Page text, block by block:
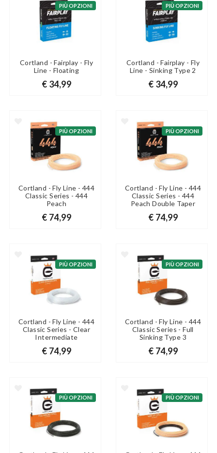
PIÙ OPZIONI
Cortland - Fairplay - Fly
Line - Floating
€ 34,99
PIÙ OPZIONI
Cortland - Fairplay - Fly
Line - Sinking Type 2
€ 34,99
PIÙ OPZIONI
Cortland - Fly Line - 444
Classic Series - 444
Peach
€ 74,99
PIÙ OPZIONI
Cortland - Fly Line - 444
Classic Series - 444
Peach Double Taper
€ 74,99
PIÙ OPZIONI
Cortland - Fly Line - 444
Classic Series - Clear
Intermediate
€ 74,99
PIÙ OPZIONI
Cortland - Fly Line - 444
Classic Series - Full
Sinking Type 3
€ 74,99
PIÙ OPZIONI PIÙ OPZIONI